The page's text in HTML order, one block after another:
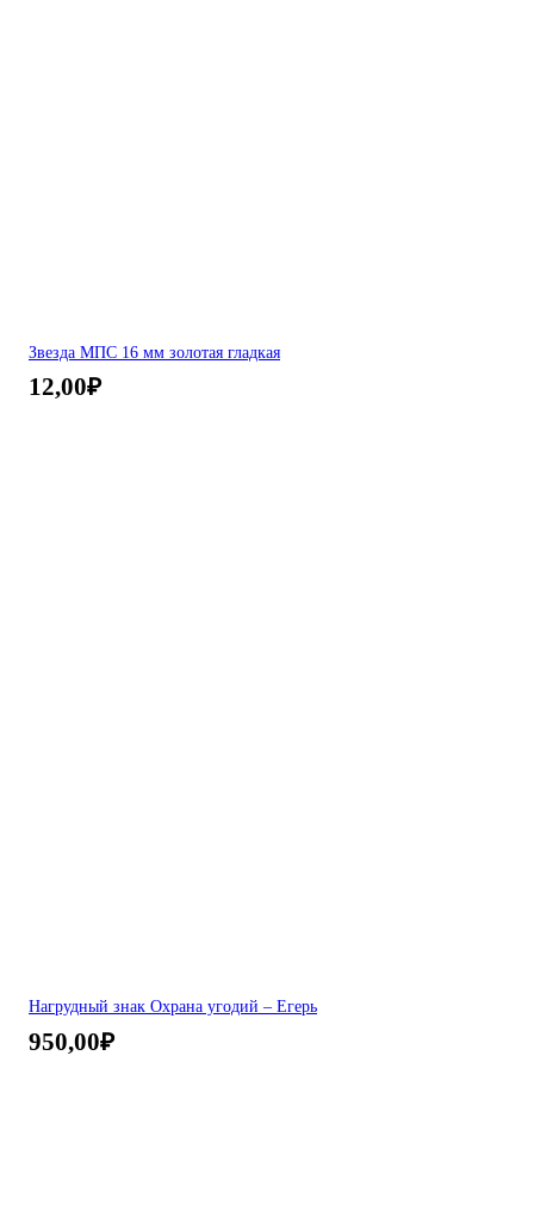
Звезда МПС 16 мм золотая гладкая
12,00₽
Нагрудный знак Охрана угодий – Егерь
950,00₽